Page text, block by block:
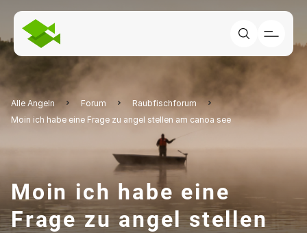
Alle Angeln Forum
Raubfischforum
Moin ich habe eine Frage zu angel stellen am canoa see
Moin ich habe eine
Frage zu angel stellen